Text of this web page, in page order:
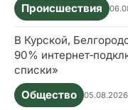
Происшествия
В Курской,
90%
списки»
Общество
05.08.2026